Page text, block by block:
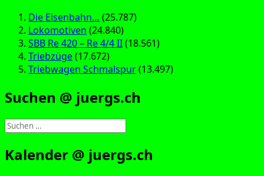
Die Eisenbahn… (25.787)
Lokomotiven (24.840)
SBB Re 420 – Re 4/4 II(18.561)
Triebzüge(17.672)
Triebwagen Schmalspur(13.497)
Suchen @ juergs.ch
Suchen
nach:
Kalender @ juergs.ch